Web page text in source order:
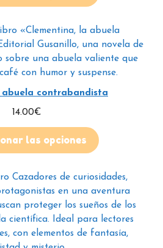
abuela contrabandista
14.00€
las opciones